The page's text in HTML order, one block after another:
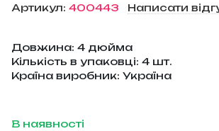
Артикул: 400443 Написати
Довжина: 4 дюйма
Кількість в упаковці: 4 шт.
Країна виробник: Україна
В наявності